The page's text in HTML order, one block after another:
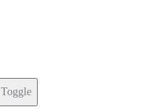
Toggle